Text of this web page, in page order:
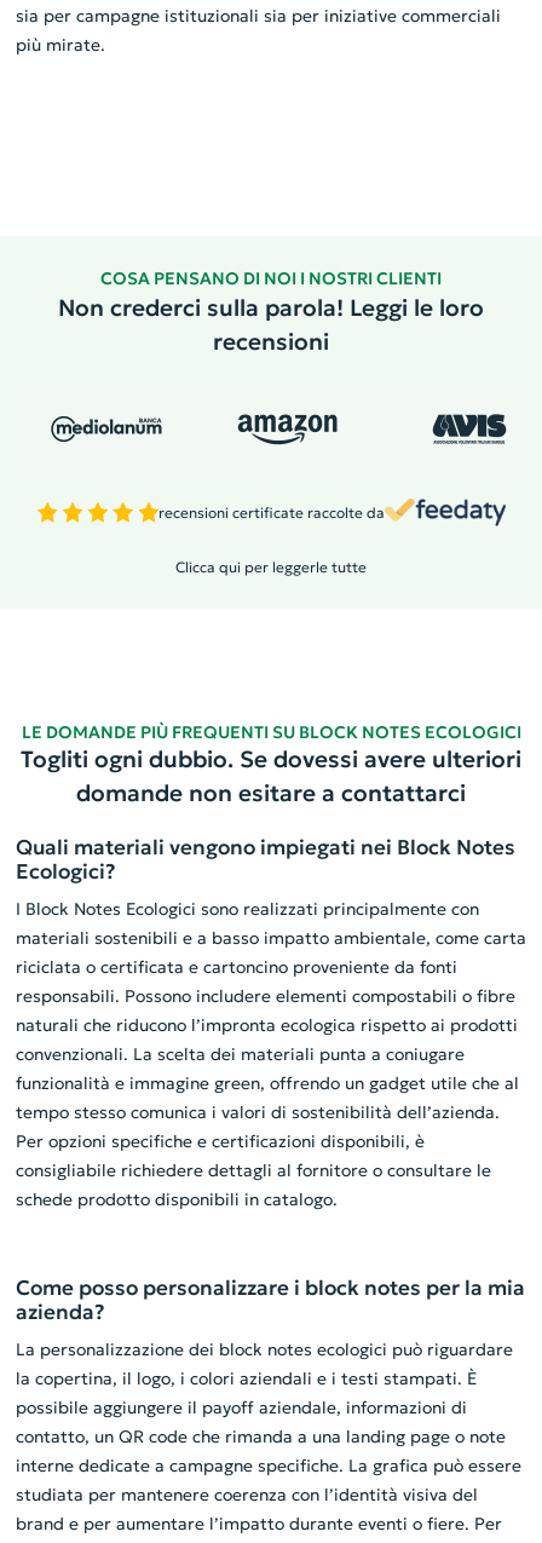
sia per campagne istituzionali sia per iniziative commerciali
più mirate.
COSA PENSANO DI NOI I NOSTRI CLIENTI
Non crederci sulla parola! Leggi le loro
recensioni
recensioni certificate raccolte da
Clicca qui per leggerle tutte
LE DOMANDE PIÙ FREQUENTI SU BLOCK NOTES ECOLOGICI
Togliti ogni dubbio. Se dovessi avere ulteriori
domande non esitare a contattarci
Quali materiali vengono impiegati nei Block Notes
Ecologici?
I Block Notes Ecologici sono realizzati principalmente con
materiali sostenibili e a basso impatto ambientale, come carta
riciclata o certificata e cartoncino proveniente da fonti
responsabili. Possono includere elementi compostabili o fibre
naturali che riducono l’impronta ecologica rispetto ai prodotti
convenzionali. La scelta dei materiali punta a coniugare
funzionalità e immagine green, offrendo un gadget utile che al
tempo stesso comunica i valori di sostenibilità dell’azienda.
Per opzioni specifiche e certificazioni disponibili, è
consigliabile richiedere dettagli al fornitore o consultare le
schede prodotto disponibili in catalogo.
Come posso personalizzare i block notes per la mia
azienda?
La personalizzazione dei block notes ecologici può riguardare
la copertina, il logo, i colori aziendali e i testi stampati. È
possibile aggiungere il payoff aziendale, informazioni di
contatto, un QR code che rimanda a una landing page o note
interne dedicate a campagne specifiche. La grafica può essere
studiata per mantenere coerenza con l’identità visiva del
brand e per aumentare l’impatto durante eventi o fiere. Per